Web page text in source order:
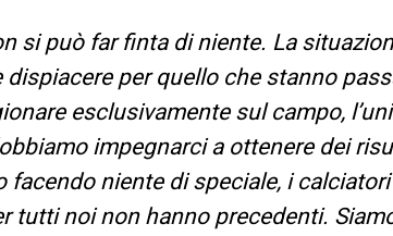
si può far finta di niente. La
dispiacere per quello che stanno
esclusivamente sul campo,
impegnarci a ottenere dei
niente di speciale, i
tutti noi non hanno precedenti.